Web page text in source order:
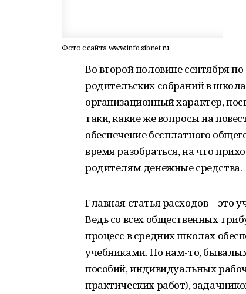
Фото с сайта www.info.sibnet.ru.
Во второй половине сентября
родительских собраний в
организационный характер,
таки, какие же вопросы на
обеспечение бесплатного
время разобраться, на что
родителям денежные средства.
Главная статья расходов - это
Ведь со всех общественных
процесс в средних школах
учебниками. Но нам-то,
пособий, индивидуальных
практических работ),